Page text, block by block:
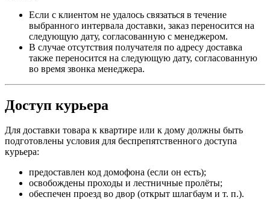
Если с клиентом не удалось связаться в течение
выбранного интервала доставки, заказ переносится на
следующую дату, согласованную с менеджером.
В случае отсутствия получателя по адресу доставка
также переносится на следующую дату, согласованную
во время звонка менеджера.
Доступ курьера
Для доставки товара к квартире или к дому должны быть
подготовлены условия для беспрепятственного доступа
курьера:
предоставлен код домофона (если он есть);
освобождены проходы и лестничные пролёты;
обеспечен проезд во двор (открыт шлагбаум и т. п.).